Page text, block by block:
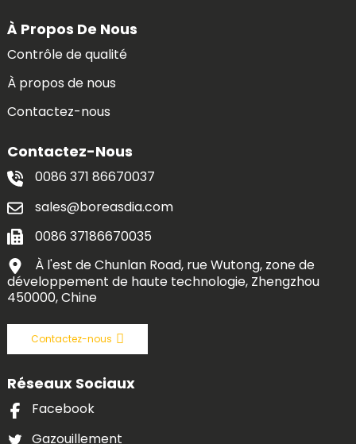
À Propos De Nous
Contrôle de qualité
À propos de nous
Contactez-nous
Contactez-Nous
0086 371 86670037
sales@boreasdia.com
0086 37186670035
À l'est de Chunlan Road, rue Wutong, zone de
développement de haute technologie, Zhengzhou
450000, Chine
Contactez-nous
Réseaux Sociaux
Facebook
Gazouillement